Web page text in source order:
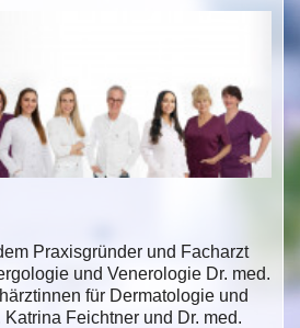
Praxisgründer und Facharzt
und Venerologie Dr. med.
für Dermatologie und
Feichtner und Dr. med.